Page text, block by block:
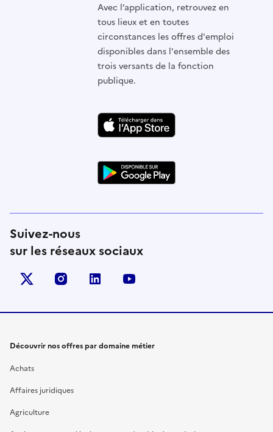
Avec l’application, retrouvez en
tous lieux et en toutes
circonstances les offres d'emploi
disponibles dans l'ensemble des
trois versants de la fonction
publique.
Suivez-nous
sur les réseaux sociaux
X (anciennement Twitter)
instagramlinkedin
Découvrir nos offres par domaine métier
Achats
Affaires juridiques
Agriculture